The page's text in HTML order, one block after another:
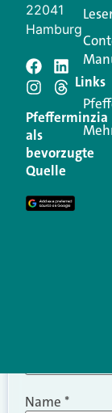
Ihre E-Mail-
Erforderliche
Kommentar
Name *
22041
Hamburg
Pfefferminzia
als
bevorzugte
Quelle
Links